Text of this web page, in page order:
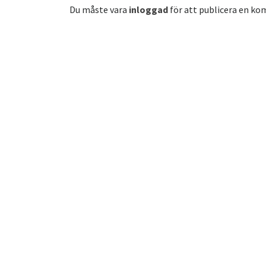
Du måste vara inloggad för att publicera en